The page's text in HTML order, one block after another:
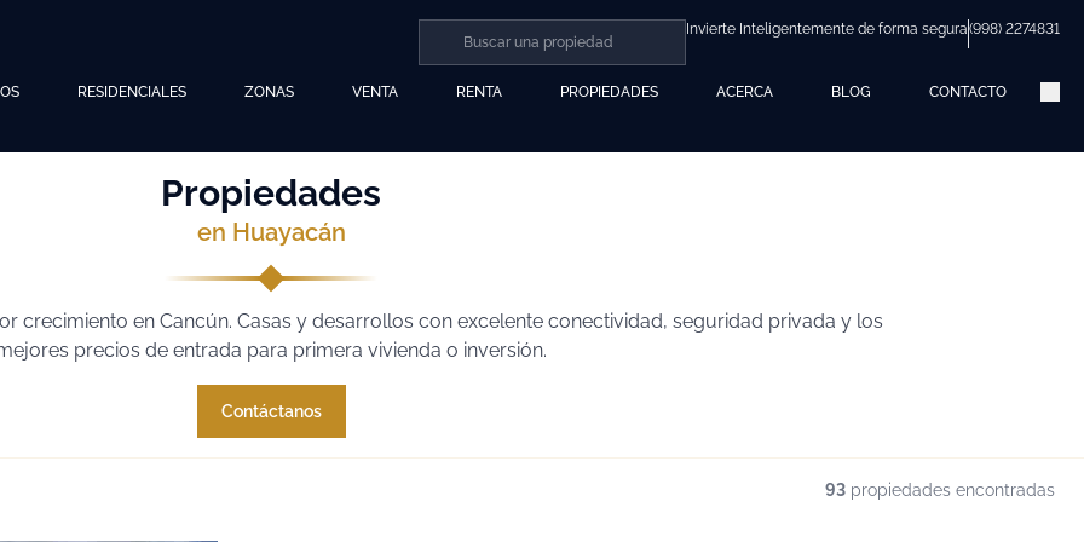
Invierte Inteligentemente de forma segura(998) 2274831
RESIDENCIALES ZONAS VENTA RENTA PROPIEDADES ACERCA BLOG CONTACTO
Propiedades
en Huayacán
crecimiento en Cancún. Casas y desarrollos con excelente conectividad, seguridad privada y los
precios de entrada para primera vivienda o inversión.
Contáctanos
93 propiedades encontradas